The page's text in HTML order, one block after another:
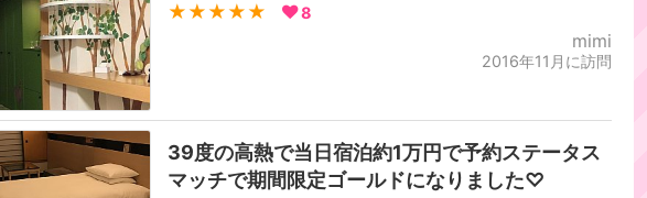
★★★★★ 8
mimi
2016年11月に訪問
39度の高熱で当日宿泊約1万円で予約ステータス
マッチで期間限定ゴールドになりました♡